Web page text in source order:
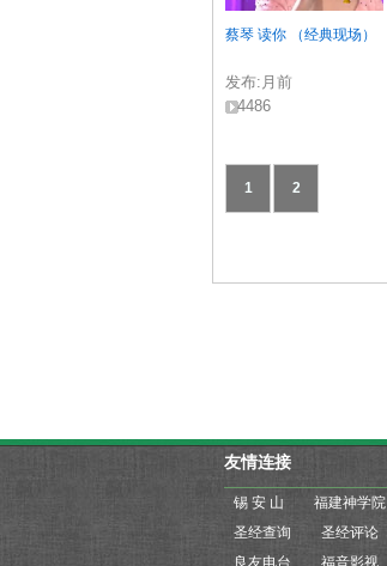
蔡琴 读你 （经典现场）
发布: 月前
4486
1 2
友情连接
锡 安 山
福建神学院
圣经查询
圣经评论
良友电台
福音影视